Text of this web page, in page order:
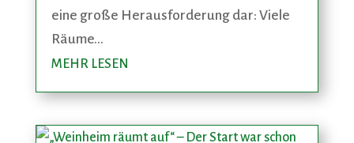
eine große Herausforderung dar: Viele
Räume...
MEHR LESEN